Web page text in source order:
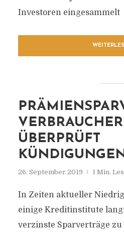
Investoren eingesammelt
ÜBERPRÜFT
26. September 2019 1 Min.
In Zeiten aktueller
einige Kreditinstitute
verzinste Sparverträge zu